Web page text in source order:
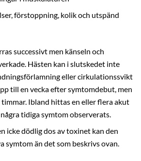
förstoppning, kolik och utspänd
successivt men känseln och
Hästen kan i slutskedet inte
eller cirkulationssvikt
till en vecka efter symtomdebut, men
Ibland hittas en eller flera akut
tidiga symtom observerats.
icke dödlig dos av toxinet kan den
symtom än det som beskrivs ovan.